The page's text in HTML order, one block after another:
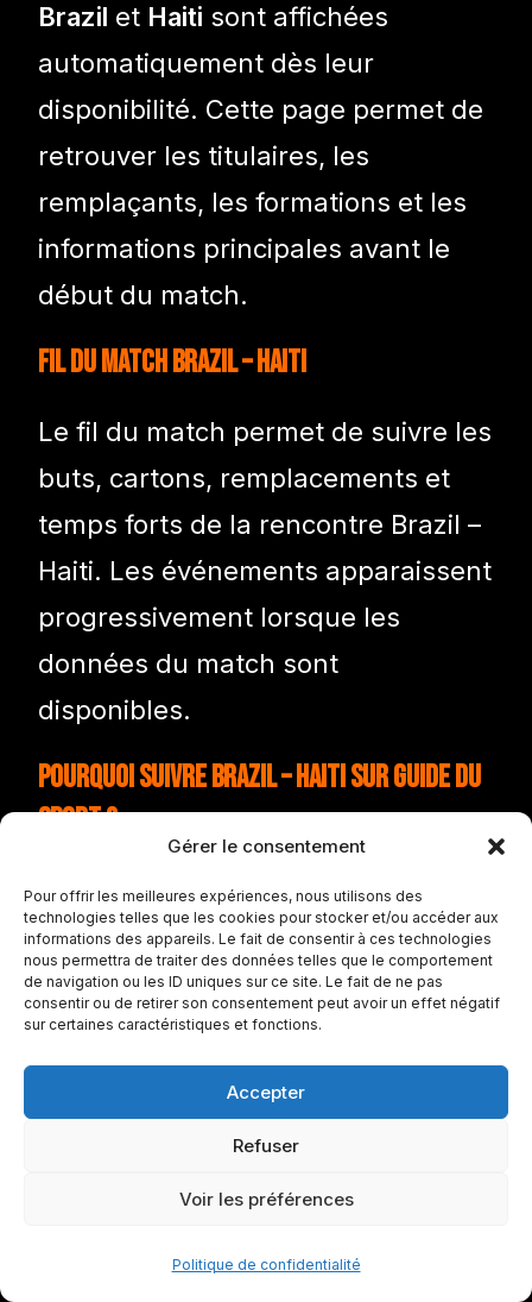
Gérer le consentement
Pour offrir les meilleures expériences, nous utilisons des
technologies telles que les cookies pour stocker et/ou accéder aux
informations des appareils. Le fait de consentir à ces technologies
nous permettra de traiter des données telles que le comportement
de navigation ou les ID uniques sur ce site. Le fait de ne pas
consentir ou de retirer son consentement peut avoir un effet négatif
sur certaines caractéristiques et fonctions.
Accepter
Refuser
Voir les préférences
Politique de confidentialité
Brazil et Haiti sont affichées
automatiquement dès leur
disponibilité. Cette page permet de
retrouver les titulaires, les
remplaçants, les formations et les
informations principales avant le
début du match.
Fil du match Brazil – Haiti
Le fil du match permet de suivre les
buts, cartons, remplacements et
temps forts de la rencontre Brazil –
Haiti. Les événements apparaissent
progressivement lorsque les
données du match sont
disponibles.
Pourquoi suivre Brazil – Haiti sur Guide du
Sport ?
Cette page centralise les
informations essentielles du match
Brazil – Haiti pour vous permettre
de suivre la rencontre rapidement :
heure, stade, score, compositions
et événements importants.
FAQ sur Brazil – Haiti
À quelle heure est le match Brazil –